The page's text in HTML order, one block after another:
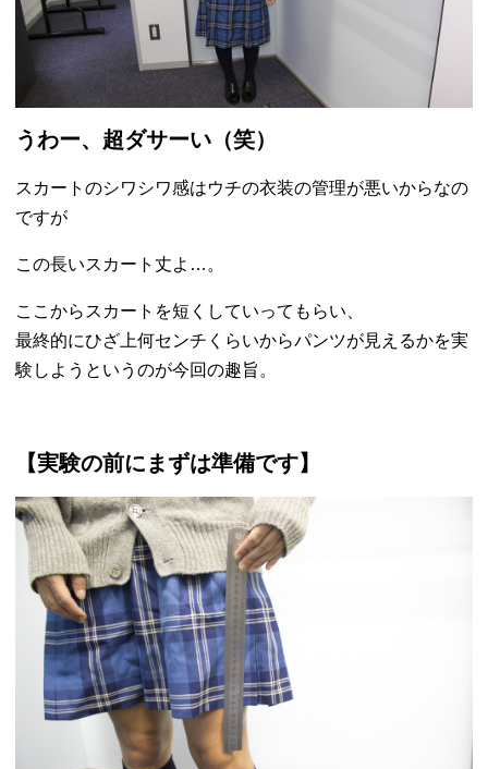
うわー、超ダサーい（笑）
スカートのシワシワ感はウチの衣装の管理が悪いからなの
ですが
この長いスカート丈よ…。
ここからスカートを短くしていってもらい、
最終的にひざ上何センチくらいからパンツが見えるかを実
験しようというのが今回の趣旨。
【実験の前にまずは準備です】